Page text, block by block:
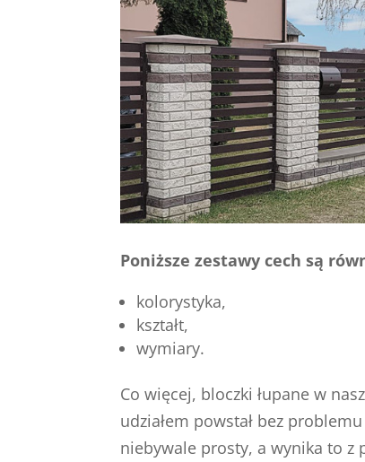
Poniższe zestawy cech są
kolorystyka,
kształt,
wymiary.
Co więcej, bloczki łupane w
udziałem powstał bez
niebywale prosty, a wynika to z